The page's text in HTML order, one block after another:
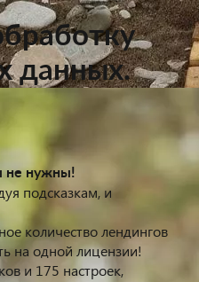
данных.
не нужны!
подсказкам, и
количество лендингов
на одной лицензии!
и 175 настроек,